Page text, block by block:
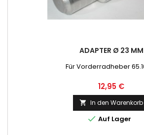
ADAPTER Ø 23 MM
Für Vorderradheber
Preis
12,95 €
 In den Warenkorb
 Auf Lager